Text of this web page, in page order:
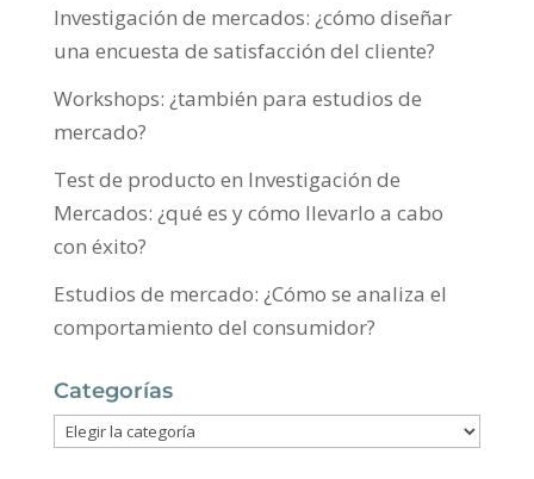
Investigación de mercados: ¿cómo diseñar
una encuesta de satisfacción del cliente?
Workshops: ¿también para estudios de
mercado?
Test de producto en Investigación de
Mercados: ¿qué es y cómo llevarlo a cabo
con éxito?
Estudios de mercado: ¿Cómo se analiza el
comportamiento del consumidor?
Categorías
Categorías